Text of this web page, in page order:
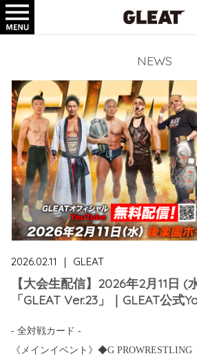
NEWS
2026.02.11 ｜ GLEAT
【大会生配信】2026年2月11日 (
「GLEAT Ver.23」｜GLEAT公式
- 全対戦カード -
《メインイベント》◆G PROWRESTLING